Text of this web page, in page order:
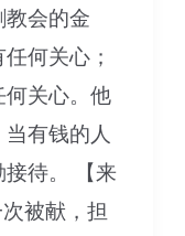
教会的金
何关心；
何关心。他
有钱的人
待。 【来
被献，担